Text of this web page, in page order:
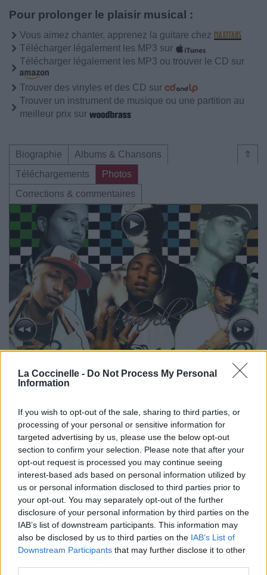
La Coccinelle - Do Not Process My Personal
Information
If you wish to opt-out of the sale, sharing to third parties, or
processing of your personal or sensitive information for
targeted advertising by us, please use the below opt-out
section to confirm your selection. Please note that after your
opt-out request is processed you may continue seeing
interest-based ads based on personal information utilized by
us or personal information disclosed to third parties prior to
your opt-out. You may separately opt-out of the further
disclosure of your personal information by third parties on the
IAB’s list of downstream participants. This information may
also be disclosed by us to third parties on the IAB’s List of
Downstream Participants that may further disclose it to other
Pour prolonger le plaisir musical :
Vous aimez chanter, apprenez la guitare chez
Télécharger légalement les MP3 sur
Télécharger légalement les MP3 ou trouver le CD sur
Trouver des vinyles et des CD sur
Trouver un instrument de musique ou une partition au
meilleur prix sur
⇑
Biographie
Albums & Chansons
Téléchargements
Photos
Corrections & commentaires
Biographie
Albums & Chansons
Téléchargements
Photos
Corrections & commentaires
Dire «merci» pour cette traduction Corriger une erreur